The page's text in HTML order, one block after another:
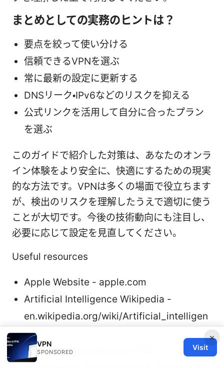
まとめとしての実務のヒントは？
要点を絞って使い分ける
信頼できるVPNを選ぶ
常に最新の設定に更新する
DNSリーク・IPv6などのリスクを抑える
公式リンクを活用して自分に合ったプラン
を選ぶ
このガイドで紹介した対策は、あなたのオンラ
イン体験をより安全に、快適にするための現実
的な方法です。VPNは多くの場面で役立ちます
が、検出のリスクを理解したうえで適切に使う
ことが大切です。今後の技術動向にも注目し、
必要に応じて設定を見直してください。
Useful resources
Apple Website - apple.com
Artificial Intelligence Wikipedia -
en.wikipedia.org/wiki/Artificial_intelligen
ce
Virtual Private Network (VPN) -
×
VPN
SPONSORED
Visit